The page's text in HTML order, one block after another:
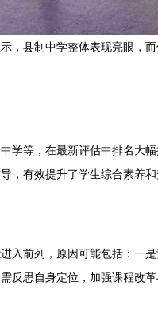
，县制中学整体表现亮眼，
学等，在最新评估中排名大
，有效提升了学生综合素养和
入前列，原因可能包括：一
思自身定位，加强课程改革